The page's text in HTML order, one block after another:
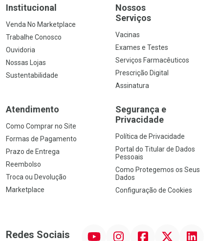
Institucional
Venda No Marketplace
Trabalhe Conosco
Ouvidoria
Nossas Lojas
Sustentabilidade
Nossos
Serviços
Vacinas
Exames e Testes
Serviços Farmacêuticos
Prescrição Digital
Assinatura
Atendimento
Como Comprar no Site
Formas de Pagamento
Prazo de Entrega
Reembolso
Troca ou Devolução
Marketplace
Segurança e
Privacidade
Política de Privacidade
Portal do Titular de Dados
Pessoais
Como Protegemos os Seus
Dados
Configuração de Cookies
Redes Sociais InstagramFacebook Linkedin